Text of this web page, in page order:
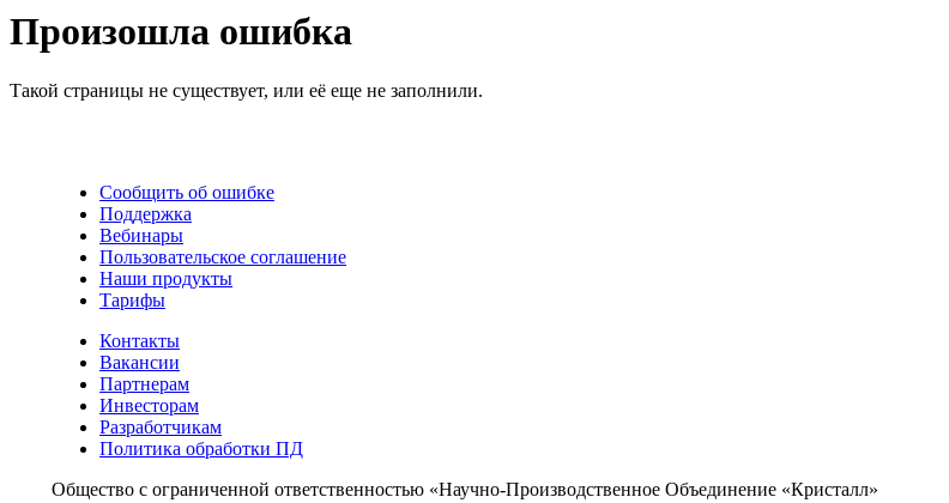
Произошла ошибка
Такой страницы не существует, или её еще не заполнили.
Сообщить об ошибке
Поддержка
Вебинары
Пользовательское соглашение
Наши продукты
Тарифы
Контакты
Вакансии
Партнерам
Инвесторам
Разработчикам
Политика обработки ПД
Общество с ограниченной ответственностью «Научно-Производственное Объединение «Кристалл»